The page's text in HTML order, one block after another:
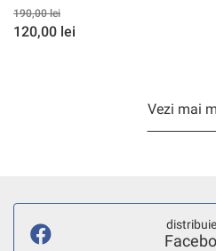
190,00 lei
120,00 lei
Vezi mai